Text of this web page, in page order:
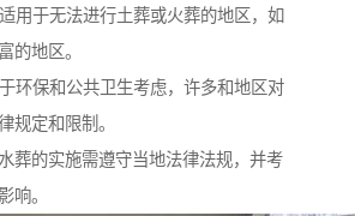
用于无法进行土葬或火葬的地区，如
的地区。
环保和公共卫生考虑，许多和地区对
规定和限制。
葬的实施需遵守当地法律法规，并考
响。